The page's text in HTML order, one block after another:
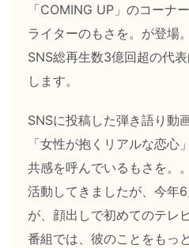
「COMING UP」のコーナ
ライターのもさを。が登場
SNS総再生数3億回超の代
します。
SNSに投稿した弾き語り動
「女性が抱くリアルな恋心
共感を呼んでいるもさを。
活動してきましたが、今年
が、顔出しで初めてのテレ
番組では、彼のことをもっ